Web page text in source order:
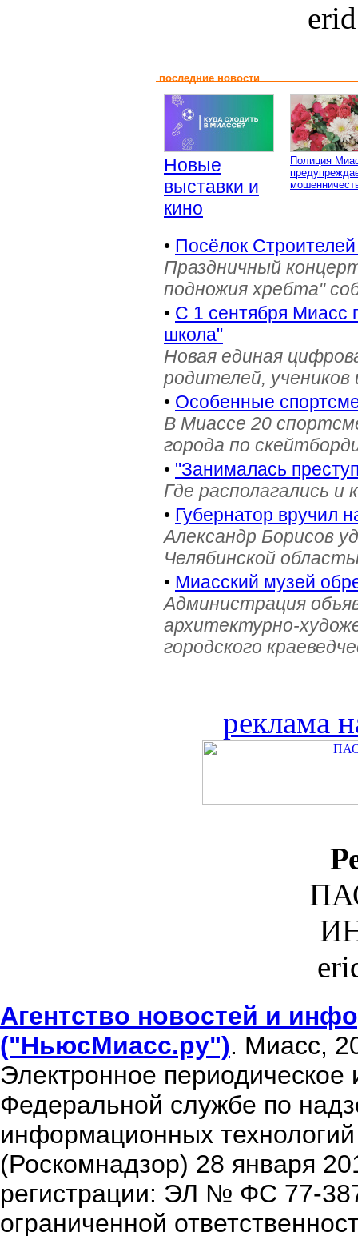
последние новости
Новые
выставки и
кино
Полиция
• Посёлок
Праздничный
подножия хребта"
• С 1 сентября Миасс
школа"
Новая единая
родителей, учеников
• Особенные
В Миассе 20
города по
• "Занималась
Где располагались и
• Губернатор вручил
Александр Борисов
Челябинской
• Миасский музей
Администрация
архитектурно-
городского
реклама
Агентство новостей и
("НьюсМиасс.ру"). Миасс,
Электронное периодическое
Федеральной службе по
информационных
(Роскомнадзор) 28 января
регистрации: ЭЛ № ФС 77-
ограниченной